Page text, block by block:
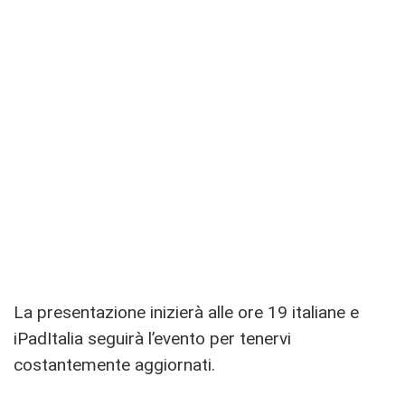
La presentazione inizierà alle ore 19 italiane e
iPadItalia seguirà l’evento per tenervi
costantemente aggiornati.